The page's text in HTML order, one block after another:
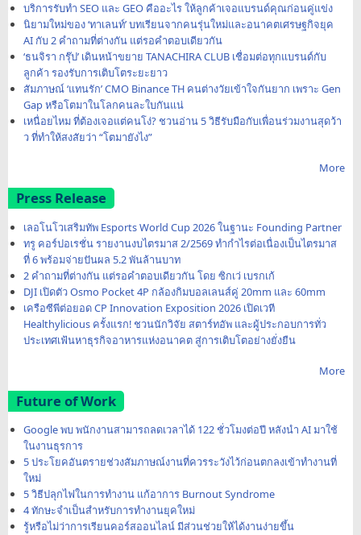
บริการรับทำ SEO และ GEO คืออะไร ให้ลูกค้าเจอแบรนด์คุณก่อนคู่แข่ง
นิยามใหม่ของ ‘ทาเลนท์’ บทเรียนจากคนรุ่นใหม่และอนาคตเศรษฐกิจยุค
AI กับ 2 คำถามที่ต่างกัน แต่รอคำตอบเดียวกัน
‘ธนจิรา กรุ๊ป’ เดินหน้าขยาย TANACHIRA CLUB เชื่อมต่อทุกแบรนด์กับ
ลูกค้า รองรับการเติบโตระยะยาว
สัมภาษณ์ ‘แทนรัก’ CMO Binance TH คนต่างวัยเข้าใจกันยาก เพราะ Gen
Gap หรือโตมาในโลกคนละใบกันแน่
เหนื่อยไหม ที่ต้องเจอแต่คนโง่? ชวนอ่าน 5 วิธีรับมือกับเพื่อนร่วมงานสุดว้า
ว ที่ทำให้สงสัยว่า “โตมายังไง”
More
Press Release
เลอโนโวเสริมทัพ Esports World Cup 2026 ในฐานะ Founding Partner
ทรู คอร์ปอเรชั่น รายงานงบไตรมาส 2/2569 ทำกำไรต่อเนื่องเป็นไตรมาส
ที่ 6 พร้อมจ่ายปันผล 5.2 พันล้านบาท
2 คำถามที่ต่างกัน แต่รอคำตอบเดียวกัน โดย ซิกเว่ เบรกเก้
DJI เปิดตัว Osmo Pocket 4P กล้องกิมบอลเลนส์คู่ 20mm และ 60mm
เครือซีพีต่อยอด CP Innovation Exposition 2026 เปิดเวที
Healthylicious ครั้งแรก! ชวนนักวิจัย สตาร์ทอัพ และผู้ประกอบการทั่ว
ประเทศเฟ้นหาธุรกิจอาหารแห่งอนาคต สู่การเติบโตอย่างยั่งยืน
More
Future of Work
Google พบ พนักงานสามารถลดเวลาได้ 122 ชั่วโมงต่อปี หลังนำ AI มาใช้
ในงานธุรการ
5 ประโยคอันตรายช่วงสัมภาษณ์งานที่ควรระวังไว้ก่อนตกลงเข้าทำงานที่
ใหม่
5 วิธีปลุกไฟในการทำงาน แก้อาการ Burnout Syndrome
4 ทักษะจำเป็นสำหรับการทำงานยุคใหม่
รู้หรือไม่ว่าการเรียนคอร์สออนไลน์ มีส่วนช่วยให้ได้งานง่ายขึ้น